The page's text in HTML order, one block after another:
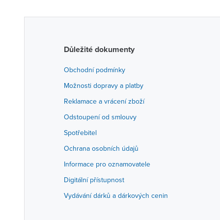
Důležité dokumenty
Obchodní podmínky
Možnosti dopravy a platby
Reklamace a vrácení zboží
Odstoupení od smlouvy
Spotřebitel
Ochrana osobních údajů
Informace pro oznamovatele
Digitální přístupnost
Vydávání dárků a dárkových cenin